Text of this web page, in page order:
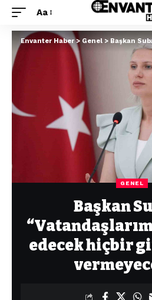
Aa
Envanter Haber> Genel > Başkan Subaşı:
GENEL
Başkan
edecek hiçbir